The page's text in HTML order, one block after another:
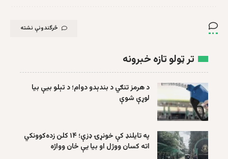
څرگندونې نشته
تر ټولو تازه خبرونه
د هرمز تنګي د بندېدو دوام؛ د تېلو بیې بیا
لوړې شوې
په تایلنډ کې خونړۍ ډزې؛ ۱۴ کلن زده‌کوونکي
اته کسان ووژل او بیا یې ځان وواژه